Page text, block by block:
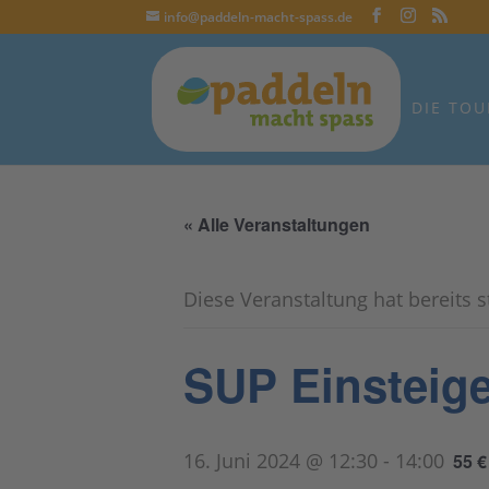
info@paddeln-macht-spass.de
DIE
« Alle Veranstaltungen
Diese Veranstaltung hat bereits
SUP
16. Juni 2024 @ 12:30 - 14:00 55 €